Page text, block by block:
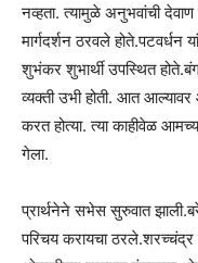
नव्हता. त्यामुळे अनुभवांची
मार्गदर्शन ठरवले होते.पटवर्धन
शुभंकर शुभार्थी उपस्थित
व्यक्ती उभी होती. आत
करत होत्या. त्या काहीवेळ
गेला.
प्रार्थनेने सभेस सुरुवात
परिचय करायचा ठरले.शरच्चंद्र